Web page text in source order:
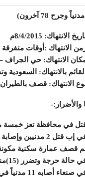
الانتهاك: 8/4/2015م
الانتهاك :أوقات متفرقة
الانتهاك: حي الجراف
القائم بالانتهاك:
الانتهاك: قصف
والأضرار:-
في محافظة تعز خمسة
إب قتل 2 مدنيين وإصابة 10 جرحى .
قصف عمارة سكنية مكونة
حالة حرجة وتضرر (15)منزل .
صنعاء أصابه 11 مدنياً في بيت بقلان.